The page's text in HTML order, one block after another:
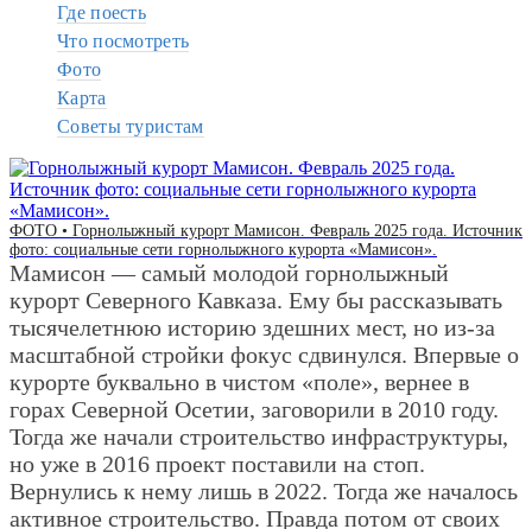
Где поесть
Что посмотреть
Фото
Карта
Советы туристам
ФОТО • Горнолыжный курорт Мамисон. Февраль 2025 года. Источник
фото: социальные сети горнолыжного курорта «Мамисон».
Мамисон — самый молодой горнолыжный
курорт Северного Кавказа. Ему бы рассказывать
тысячелетнюю историю здешних мест, но из-за
масштабной стройки фокус сдвинулся. Впервые о
курорте буквально в чистом «поле», вернее в
горах Северной Осетии, заговорили в 2010 году.
Тогда же начали строительство инфраструктуры,
но уже в 2016 проект поставили на стоп.
Вернулись к нему лишь в 2022. Тогда же началось
активное строительство. Правда потом от своих